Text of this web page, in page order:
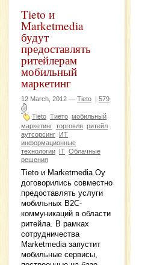
Tieto и
Marketmedia
будут
предоставлять
ритейлерам
мобильный
маркетинг
12 March, 2012 — Tieto | 579
Tieto Тието мобильный
маркетинг торговля ритейл
аутсорсинг ИТ
информационные
технологии IT Облачные
решения
Tieto и Marketmedia Oy
договорились совместно
предоставлять услуги
мобильных B2C-
коммуникаций в области
ритейла. В рамках
сотрудничества
Marketmedia запустит
мобильные сервисы,